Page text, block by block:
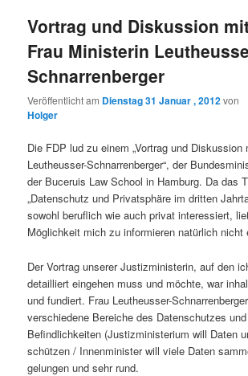
Vortrag und Diskussion
Frau Ministerin
Schnarrenberger
Veröffentlicht am Dienstag 31 Januar , 2012von
Holger
Die FDP lud zu einem „Vortrag und Diskussion
Leutheusser-Schnarrenberger“, der
der Buceruis Law School in Hamburg. Da das
„Datenschutz und Privatsphäre im dritten
sowohl beruflich wie auch privat interessiert,
Möglichkeit mich zu informieren natürlich nicht
Der Vortrag unserer Justizministerin, auf den
detailliert eingehen muss und möchte, war
und fundiert. Frau Leutheusser-
verschiedene Bereiche des Datenschutzes
Befindlichkeiten (Justizministerium will Daten
schützen / Innenminister will viele Daten
gelungen und sehr rund.